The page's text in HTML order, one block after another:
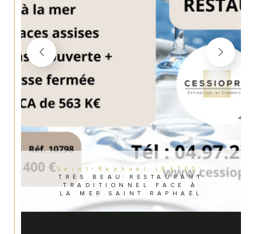
Saint-Raphaël (83700)
TRÈS BEAU RESTAURANT
TRADITIONNEL FACE À
LA MER SAINT RAPHAËL